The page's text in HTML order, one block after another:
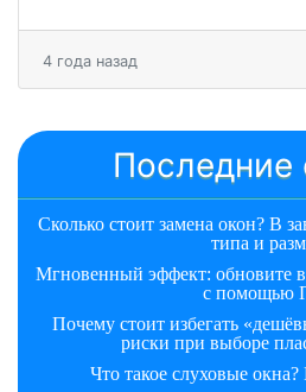
4 года назад
Последние
Сколько стоит замена окон? В
типа и
Мгновенный эффект: обновите
с помощью
Почему стоит избегать
риски при выборе
Что такое слуховые